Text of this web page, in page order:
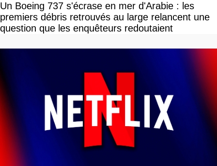
Un Boeing 737 s'écrase en mer d'Arabie : les
premiers débris retrouvés au large relancent une
question que les enquêteurs redoutaient